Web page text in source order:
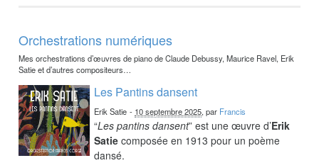
Orchestrations numériques
Mes orchestrations d’œuvres de piano de Claude Debussy, Maurice Ravel, Erik
Satie et d’autres compositeurs…
Les Pantins dansent
Erik Satie - 10 septembre 2025, par Francis
“Les pantins dansent” est une œuvre d’Erik
Satie composée en 1913 pour un poème
dansé.